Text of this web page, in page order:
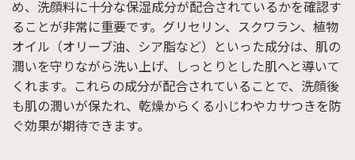
め、洗顔料に十分な保湿成分が配合されているかを確認す
ることが非常に重要です。グリセリン、スクワラン、植物
オイル（オリーブ油、シア脂など）といった成分は、肌の
潤いを守りながら洗い上げ、しっとりとした肌へと導いて
くれます。これらの成分が配合されていることで、洗顔後
も肌の潤いが保たれ、乾燥からくる小じわやカサつきを防
ぐ効果が期待できます。